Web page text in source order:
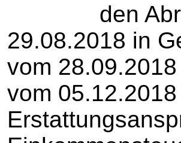
den
29.08.2018 in
vom
vom